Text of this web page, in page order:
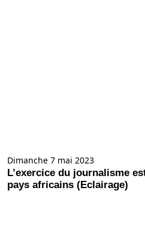
Dimanche 7 mai 2023
L’exercice du journalisme
pays africains (Eclairage)